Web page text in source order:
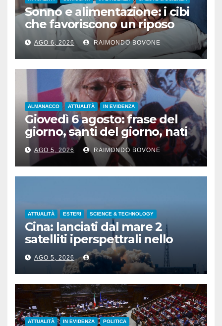
Sonno e alimentazione: i cibi
che favoriscono un riposo
naturale
AGO 6, 2026 RAIMONDO BOVONE
ALMANACCO ATTUALITÀ IN EVIDENZA
Giovedì 6 agosto: frase del
giorno, santi del giorno, nati
famosi, accadde oggi
AGO 5, 2026 RAIMONDO BOVONE
ATTUALITÀ ESTERI SCIENCE & TECHNOLOGY
Cina: lanciati dal mare 2
satelliti iperspettrali nello
Shandong
AGO 5, 2026
ATTUALITÀ IN EVIDENZA POLITICA